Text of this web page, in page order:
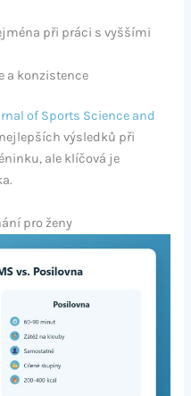
při práci s vyššími
a konzistence
of Sports Science and
výsledků při
ale klíčová je
pro ženy